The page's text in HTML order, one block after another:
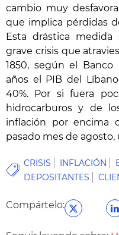
cambio muy
que implica pérdidas
Esta drástica
grave crisis que
1850, según el
años el PIB del
40%. Por si fuera
hidrocarburos y de
inflación por encima
pasado mes de
CRISIS INFLACIÓN
DEPOSITANTES
Compártelo: